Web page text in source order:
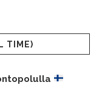
TIME)